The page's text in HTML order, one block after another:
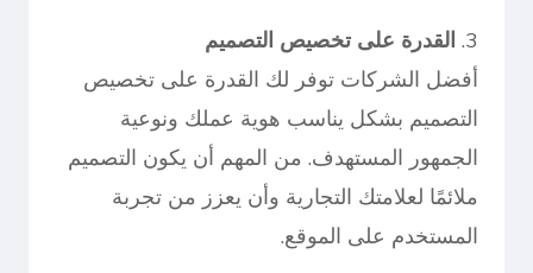
3. القدرة على تخصيص التصميم
أفضل الشركات توفر لك القدرة على تخصيص
التصميم بشكل يناسب هوية عملك ونوعية
الجمهور المستهدف. من المهم أن يكون التصميم
ملائمًا لعلامتك التجارية وأن يعزز من تجربة
المستخدم على الموقع.